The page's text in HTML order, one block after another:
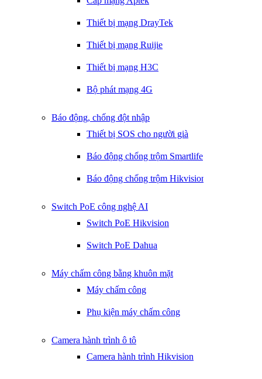
Thiết bị mạng DrayTek
Thiết bị mạng Ruijie
Thiết bị mạng H3C
Bộ phát mạng 4G
Báo động, chống đột nhập
Thiết bị SOS cho người già
Báo động chống trộm Smartlife
Báo động chống trộm Hikvision
Switch PoE công nghệ AI
Switch PoE Hikvision
Switch PoE Dahua
Máy chấm công bằng khuôn mặt
Máy chấm công
Phụ kiện máy chấm công
Camera hành trình ô tô
Camera hành trình Hikvision